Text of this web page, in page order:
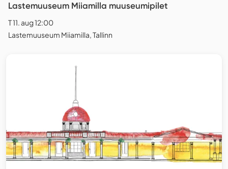
Lastemuuseum Miiamilla muuseumipilet
T 11. aug 12:00
Lastemuuseum Miiamilla, Tallinn